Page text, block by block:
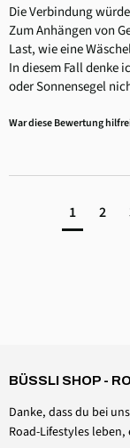
Die Verbindung
Zum Anhängen von
Last, wie eine
In diesem Fall denke
oder Sonnensegel
War diese Bewertung
1 2
BÜSSLI SHOP -
Danke, dass du bei
Road-Lifestyles
Zubehör
Hilfreich ? Ja